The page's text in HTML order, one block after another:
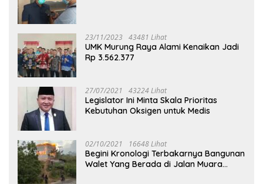
23/11/2023 43481 Lihat
UMK Murung Raya Alami Kenaikan Jadi
Rp 3.562.377
27/07/2021 43224 Lihat
Legislator Ini Minta Skala Prioritas
Kebutuhan Oksigen untuk Medis
02/10/2021 16648 Lihat
Begini Kronologi Terbakarnya Bangunan
Walet Yang Berada di Jalan Muara